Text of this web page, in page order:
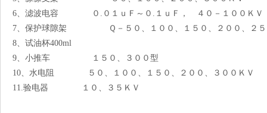
6、滤波电容 ０.０１ｕＦ～０.１ｕＦ， ４０－１００ＫＶ
7、保护球隙架 Ｑ－５０、１００、１５０、２００、２５
8、试油杯400ml
9、小推车 １５０、３００型
10、水电阻 ５０、１００、１５０、２００、３００ＫＶ
11.验电器 １０、３５ＫＶ